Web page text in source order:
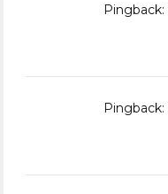
Pingback:
Pingback: